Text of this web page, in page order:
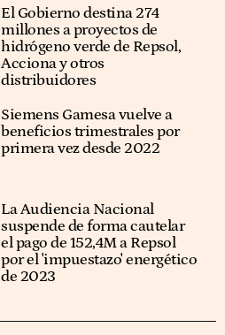
El Gobierno destina 274
millones a proyectos de
hidrógeno verde de Repsol,
Acciona y otros
distribuidores
Siemens Gamesa vuelve a
beneficios trimestrales por
primera vez desde 2022
La Audiencia Nacional
suspende de forma cautelar
el pago de 152,4M a Repsol
por el 'impuestazo' energético
de 2023